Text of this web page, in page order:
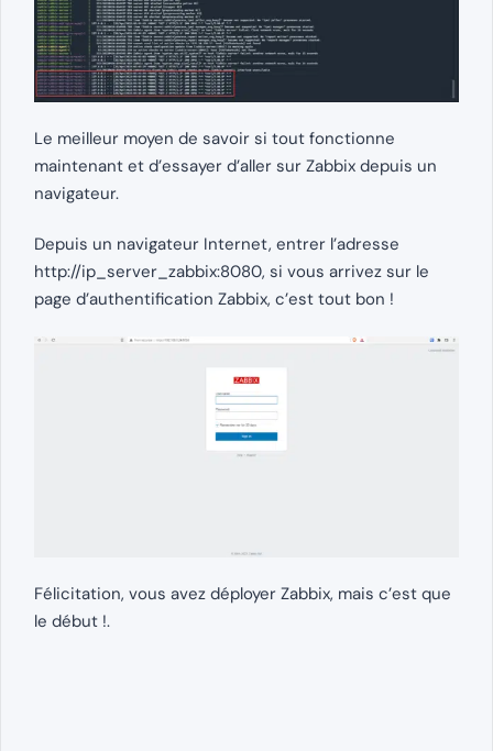
Le meilleur moyen de savoir si tout fonctionne
maintenant et d’essayer d’aller sur Zabbix depuis un
navigateur.
Depuis un navigateur Internet, entrer l’adresse
http://ip_server_zabbix:8080, si vous arrivez sur le
page d’authentification Zabbix, c’est tout bon !
Félicitation, vous avez déployer Zabbix, mais c’est que
le début !.